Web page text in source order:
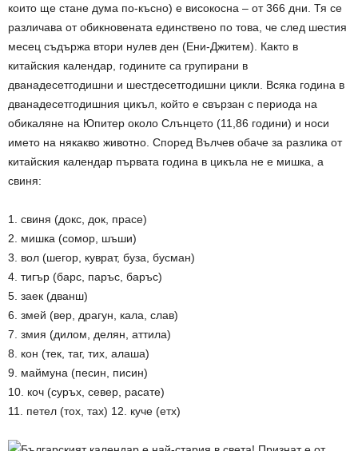
които ще стане дума по-късно) е високосна – от 366 дни. Тя се
различава от обикновената единствено по това, че след шестия
месец съдържа втори нулев ден (Ени-Джитем). Както в
китайския календар, годините са групирани в
дванадесетгодишни и шестдесетгодишни цикли. Всяка година в
дванадесетгодишния цикъл, който е свързан с периода на
обикаляне на Юпитер около Слънцето (11,86 години) и носи
името на някакво животно. Според Вълчев обаче за разлика от
китайския календар първата година в цикъла не е мишка, а
свиня:
1. свиня (докс, док, прасе)
2. мишка (сомор, шъши)
3. вол (шегор, куврат, буза, бусман)
4. тигър (барс, паръс, баръс)
5. заек (дванш)
6. змей (вер, драгун, кала, слав)
7. змия (дилом, делян, аттила)
8. кон (тек, таг, тих, алаша)
9. маймуна (песин, писин)
10. коч (суръх, север, расате)
11. петел (тох, тах) 12. куче (етх)